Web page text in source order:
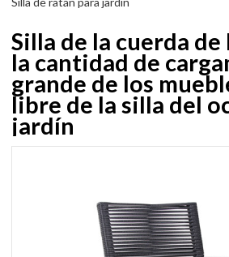
Silla de la cuerda
la cantidad de
grande de los
libre de la silla del
jardín